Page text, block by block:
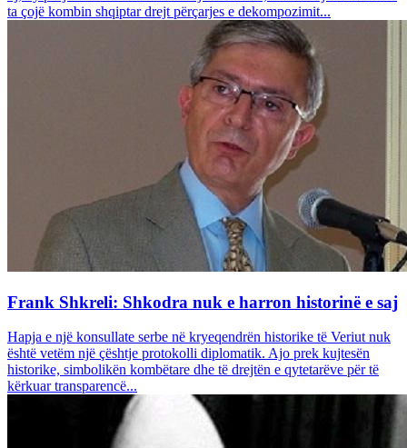
ta çojë kombin shqiptar drejt përçarjes e dekompozimit...
Frank Shkreli: Shkodra nuk e harron historinë e saj
Hapja e një konsullate serbe në kryeqendrën historike të Veriut nuk
është vetëm një çështje protokolli diplomatik. Ajo prek kujtesën
historike, simbolikën kombëtare dhe të drejtën e qytetarëve për të
kërkuar transparencë...